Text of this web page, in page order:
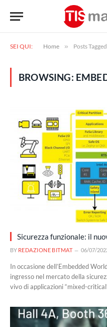
SEI QUI: Home » Posts
BROWSING:
Sicurezza funzionale: il
BY REDAZIONE BITMAT 06/07/
In occasione dell’Embedded
ingresso nel mercato della
vivo di applicazioni “mixed-